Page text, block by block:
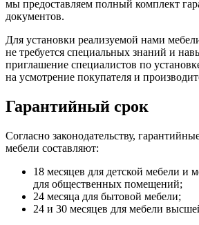
мы предоставляем полный комплект
документов.
Для установки реализуемой нами
не требуется специальных знаний и
приглашение специалистов по
на усмотрение покупателя и
Гарантийный срок
Согласно законодательству,
мебели составляют:
18 месяцев для детской мебели и
для общественных помещений;
24 месяца для бытовой мебели;
24 и 30 месяцев для мебели